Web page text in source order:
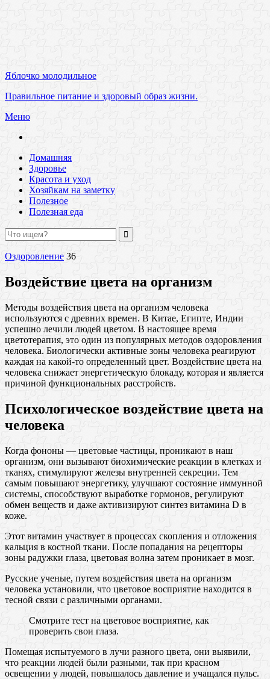
Яблочко молодильное
Правильное питание и здоровый образ жизни.
Меню
Домашняя
Здоровье
Красота и уход
Хозяйкам на заметку
Полезное
Полезная еда
Оздоровление 36
Воздействие цвета на организм
Методы воздействия цвета на организм человека
используются с древних времен. В Китае, Египте, Индии
успешно лечили людей цветом. В настоящее время
цветотерапия, это один из популярных методов оздоровления
человека. Биологически активные зоны человека реагируют
каждая на какой-то определенный цвет. Воздействие цвета на
человека снижает энергетическую блокаду, которая и является
причиной функциональных расстройств.
Психологическое воздействие цвета на
человека
Когда фононы — цветовые частицы, проникают в наш
организм, они вызывают биохимические реакции в клетках и
тканях, стимулируют железы внутренней секреции. Тем
самым повышают энергетику, улучшают состояние иммунной
системы, способствуют выработке гормонов, регулируют
обмен веществ и даже активизируют синтез витамина D в
коже.
Этот витамин участвует в процессах скопления и отложения
кальция в костной ткани. После попадания на рецепторы
зоны радужки глаза, цветовая волна затем проникает в мозг.
Русские ученые, путем воздействия цвета на организм
человека установили, что цветовое восприятие находится в
тесной связи с различными органами.
Смотрите тест на цветовое восприятие, как
проверить свои глаза.
Помещая испытуемого в лучи разного цвета, они выявили,
что реакции людей были разными, так при красном
освещении у людей, повышалось давление и учащался пульс.